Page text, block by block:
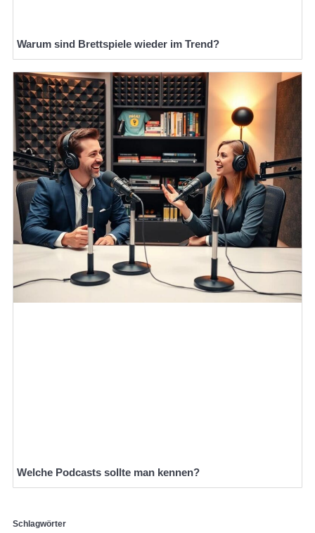
Warum sind Brettspiele wieder im Trend?
Welche Podcasts sollte man kennen?
Schlagwörter